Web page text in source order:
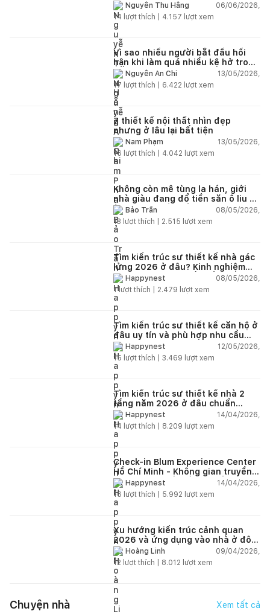
Nguyễn Thu Hằng
06/06/2026,
14 lượt thích | 4.157 lượt xem
Vì sao nhiều người bắt đầu hối
hận khi làm quá nhiều kệ hở trong
bếp?Nguyễn An Chi
13/05/2026,
17 lượt thích | 6.422 lượt xem
7 thiết kế nội thất nhìn đẹp
nhưng ở lâu lại bất tiện
Nam Phạm
13/05/2026,
16 lượt thích | 4.042 lượt xem
Không còn mê tùng la hán, giới
nhà giàu đang đổ tiền săn ô liu cổ
thụ từ châu Âu về ban công
Bảo Trần
08/05/2026,
13 lượt thích | 2.515 lượt xem
Tìm kiến trúc sư thiết kế nhà gác
lửng 2026 ở đâu? Kinh nghiệm
chọn đúng tránh tốn tiền
Happynest
08/05/2026,
1lượt thích | 2.479 lượt xem
Tìm kiến trúc sư thiết kế căn hộ ở
đâu uy tín và phù hợp nhu cầu
năm 2026?
Happynest
12/05/2026,
15 lượt thích | 3.469 lượt xem
Tìm kiến trúc sư thiết kế nhà 2
tầng năm 2026 ở đâu chuẩn
nhất?Happynest
14/04/2026,
14 lượt thích | 8.209 lượt xem
Check-in Blum Experience Center
Hồ Chí Minh - Không gian truyền
cảm hứng thiết kế nội thất
Happynest
14/04/2026,
16 lượt thích | 5.992 lượt xem
Xu hướng kiến trúc cảnh quan
2026 và ứng dụng vào nhà ở đô
thị hiện đại
Hoàng Linh
09/04/2026,
12 lượt thích | 8.012 lượt xem
Chuyện nhà Xem tất cả